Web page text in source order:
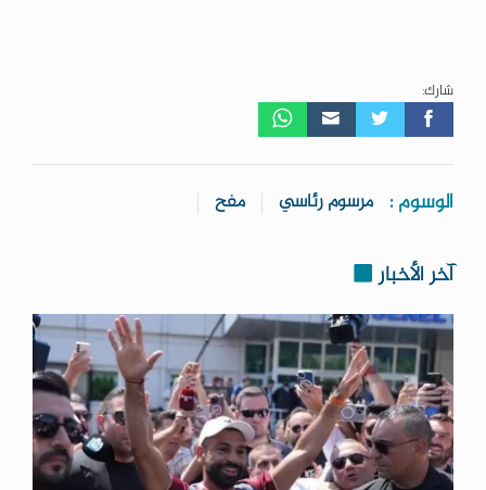
شارك:
الوسوم : مرسوم رئاسي مفح
آخر الأخبار